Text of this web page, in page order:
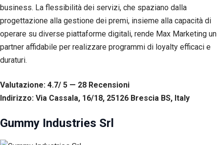
business. La flessibilità dei servizi, che spaziano dalla
progettazione alla gestione dei premi, insieme alla capacità di
operare su diverse piattaforme digitali, rende Max Marketing un
partner affidabile per realizzare programmi di loyalty efficaci e
duraturi.
Valutazione: 4.7/ 5 — 28 Recensioni
Indirizzo: Via Cassala, 16/18, 25126 Brescia BS, Italy
Gummy Industries Srl